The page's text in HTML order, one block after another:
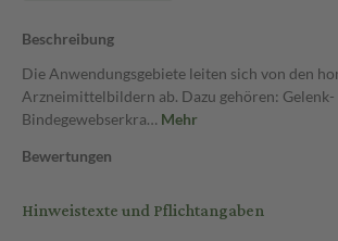
Beschreibung
Die Anwendungsgebiete leiten sich von den
Arzneimittelbildern ab. Dazu gehören: Gelenk-
Bindegewebserkra… Mehr
Bewertungen
Hinweistexte und Pflichtangaben